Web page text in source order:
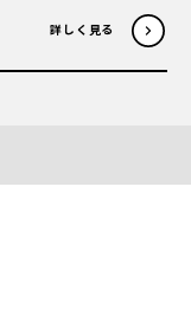
詳しく見る